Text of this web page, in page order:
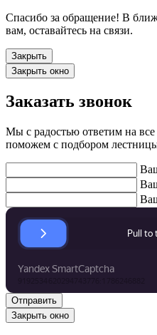
Спасибо за обращение! В
вам, оставайтесь на связи.
Закрыть
Закрыть окно
Заказать звонок
Мы с радостью ответим на
поможем с подбором
Закрыть окно